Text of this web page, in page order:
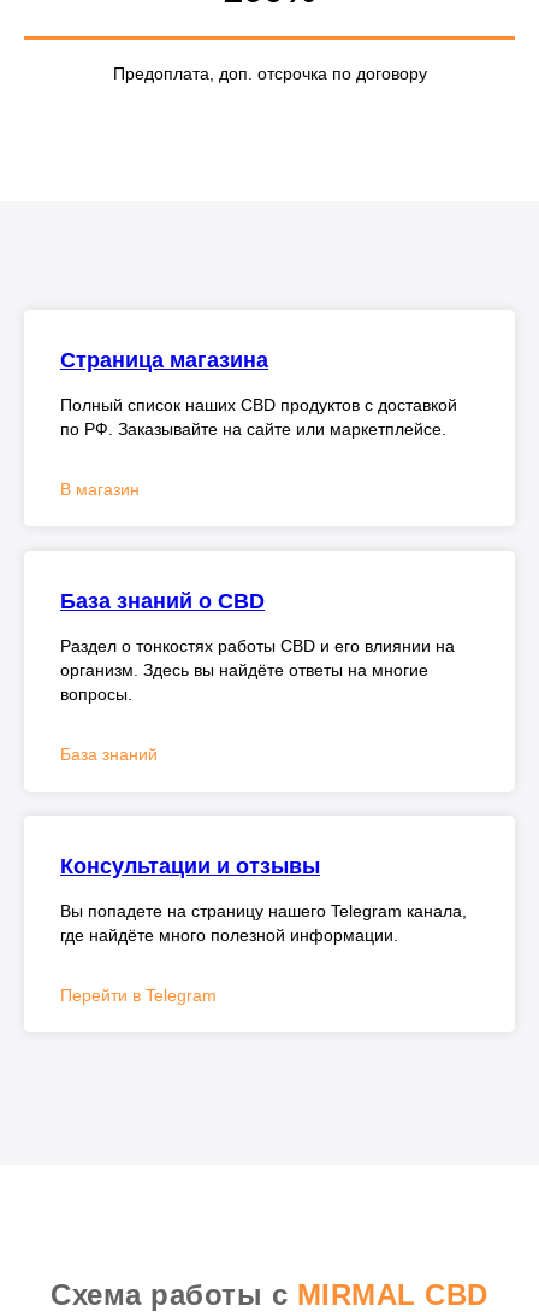
Предоплата, доп. отсрочка по договору
Страница магазина
Полный список наших CBD продуктов с доставкой
по РФ. Заказывайте на сайте или маркетплейсе.
В магазин
База знаний о CBD
Раздел о тонкостях работы CBD и его влиянии на
организм. Здесь вы найдёте ответы на многие
вопросы.
База знаний
Консультации и отзывы
Вы попадете на страницу нашего Telegram канала,
где найдёте много полезной информации.
Перейти в Telegram
Схема работы с MIRMAL CBD